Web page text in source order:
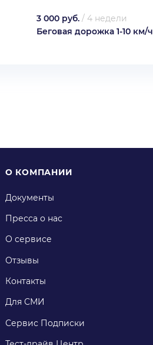
3 000 руб. / 4 недели
Беговая дорожка 1-10 км/ч
О КОМПАНИИ
Документы
Пресса о нас
О сервисе
Отзывы
Контакты
Для СМИ
Сервис Подписки